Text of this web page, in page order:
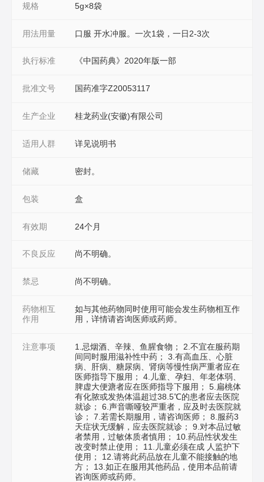
规格 5g×8袋
用法用量 口服 开水冲服。一次1袋，一日2-3次
执行标准 《中国药典》2020年版一部
批准文号 国药准字Z20053117
生产企业 桂龙药业(安徽)有限公司
适用人群 详见说明书
储藏 密封。
包装 盒
有效期 24个月
不良反应 尚不明确。
禁忌 尚不明确。
药物相互
作用
如与其他药物同时使用可能会发生药物相互作
用，详情请咨询医师或药师。
注意事项
1.忌烟酒、辛辣、鱼腥食物； 2.不宜在服药期
间同时服用滋补性中药； 3.有高血压、心脏
病、肝病、糖尿病、肾病等慢性病严重者应在
医师指导下服用； 4.儿童、孕妇、年老体弱、
脾虚大便溏者应在医师指导下服用； 5.扁桃体
有化脓或发热体温超过38.5℃的患者应去医院
就诊； 6.声音嘶哑较严重者，应及时去医院就
诊； 7.若需长期服用，请咨询医师； 8.服药3
天症状无缓解，应去医院就诊； 9.对本品过敏
者禁用，过敏体质者慎用； 10.药品性状发生
改变时禁止使用； 11.儿童必须在成 人监护下
使用； 12.请将此药品放在儿童不能接触的地
方； 13.如正在服用其他药品，使用本品前请
咨询医师或药师。